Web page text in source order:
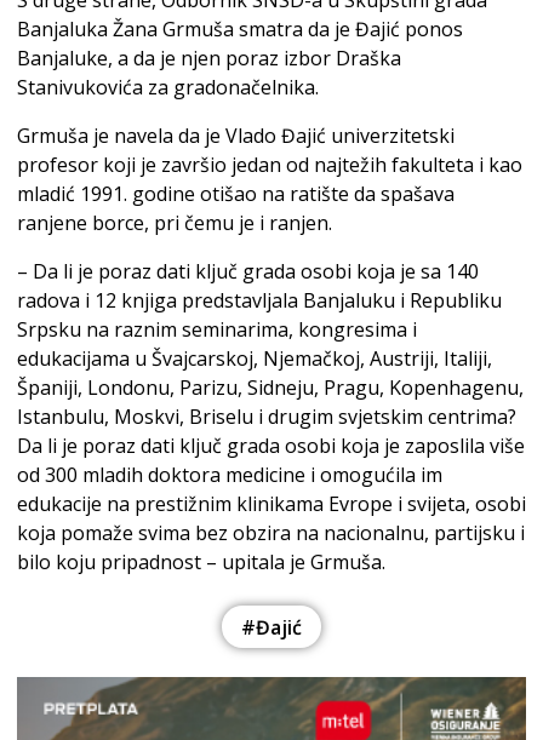
Banjaluka Žana Grmuša smatra da je Đajić ponos
Banjaluke, a da je njen poraz izbor Draška
Stanivukovića za gradonačelnika.
Grmuša je navela da je Vlado Đajić univerzitetski
profesor koji je završio jedan od najtežih fakulteta i kao
mladić 1991. godine otišao na ratište da spašava
ranjene borce, pri čemu je i ranjen.
– Da li je poraz dati ključ grada osobi koja je sa 140
radova i 12 knjiga predstavljala Banjaluku i Republiku
Srpsku na raznim seminarima, kongresima i
edukacijama u Švajcarskoj, Njemačkoj, Austriji, Italiji,
Španiji, Londonu, Parizu, Sidneju, Pragu, Kopenhagenu,
Istanbulu, Moskvi, Briselu i drugim svjetskim centrima?
Da li je poraz dati ključ grada osobi koja je zaposlila više
od 300 mladih doktora medicine i omogućila im
edukacije na prestižnim klinikama Evrope i svijeta, osobi
koja pomaže svima bez obzira na nacionalnu, partijsku i
bilo koju pripadnost – upitala je Grmuša.
#Đajić